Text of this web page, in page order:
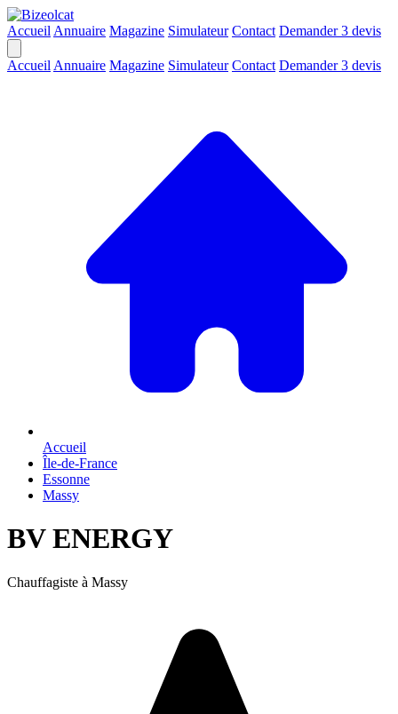
Accueil Annuaire Magazine Simulateur Contact Demander 3 devis
Accueil Annuaire Magazine Simulateur Contact Demander 3 devis
Accueil
Île-de-France
Essonne
Massy
BV ENERGY
Chauffagiste à Massy